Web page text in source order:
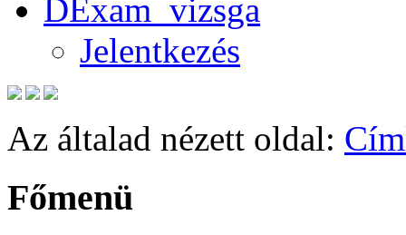
DExam_vizsga
Jelentkezés
Az általad nézett oldal:
Főmenü